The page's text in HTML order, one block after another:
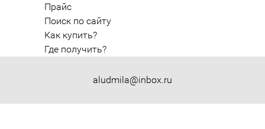
aludmila@inbox.ru
Прайс
Поиск по сайту
Как купить?
Где получить?